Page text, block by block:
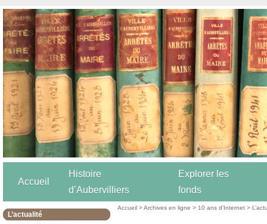
Accueil
Histoire
d’Aubervilliers
Explorer les
fonds
L’actualité
Accueil >Archives en ligne > 10 ans d’Internet >